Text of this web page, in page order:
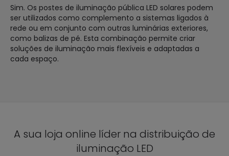
Sim. Os postes de iluminação pública LED solares podem
ser utilizados como complemento a sistemas ligados à
rede ou em conjunto com outras luminárias exteriores,
como balizas de pé. Esta combinação permite criar
soluções de iluminação mais flexíveis e adaptadas a
cada espaço.
A sua loja online líder na distribuição de
iluminação LED